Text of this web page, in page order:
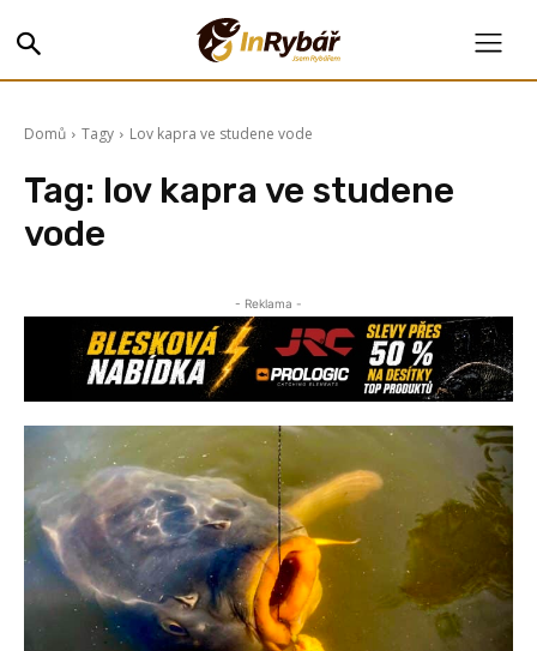
Domů Tagy Lov kapra ve studene vode
Tag: lov kapra ve studene
vode
- Reklama -